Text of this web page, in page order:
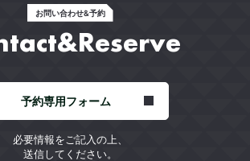
お問い合わせ&予約
予約専用フォーム
必要情報をご記入の上、
送信してください。